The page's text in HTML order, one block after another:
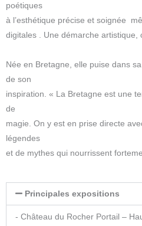
poétiques
à l’esthétique précise et soignée
digitales . Une démarche artistique,
Née en Bretagne, elle puise dans
de son
inspiration. « La Bretagne est une
de
magie. On y est en prise directe
légendes
et de mythes qui nourrissent
Principales expositions
​- Château du Rocher Portail –